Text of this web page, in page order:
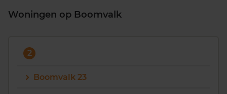
Woningen op Boomvalk
2
Boomvalk 23